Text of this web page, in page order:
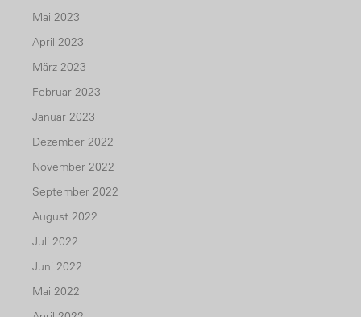
Mai 2023
April 2023
März 2023
Februar 2023
Januar 2023
Dezember 2022
November 2022
September 2022
August 2022
Juli 2022
Juni 2022
Mai 2022